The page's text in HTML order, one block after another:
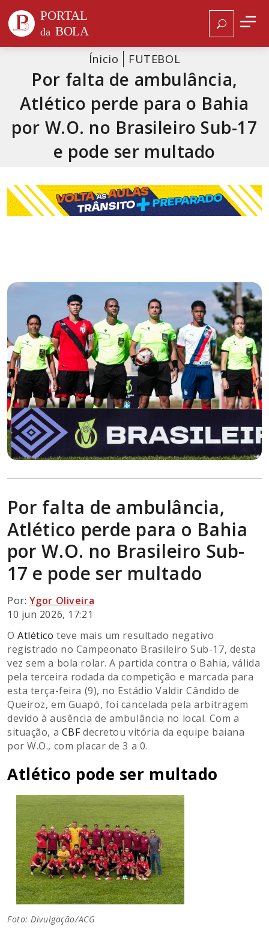
Ínicio FUTEBOL
Por falta de ambulância,
Atlético perde para o Bahia
por W.O. no Brasileiro Sub-17
e pode ser multado
Por falta de ambulância,
Atlético perde para o Bahia
por W.O. no Brasileiro Sub-
17 e pode ser multado
Por: Ygor Oliveira
10 jun 2026, 17:21
OAtlético teve mais um resultado negativo
registrado no Campeonato Brasileiro Sub-17, desta
vez sem a bola rolar. A partida contra o Bahia, válida
pela terceira rodada da competição e marcada para
esta terça-feira (9), no Estádio Valdir Cândido de
Queiroz, em Guapó, foi cancelada pela arbitragem
devido à ausência de ambulância no local. Com a
situação, a CBFdecretou vitória da equipe baiana
por W.O., com placar de 3 a 0.
Atlético pode ser multado
Foto: Divulgação/ACG